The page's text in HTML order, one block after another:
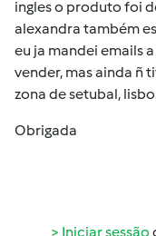
ingles o produto foi
alexandra também
eu ja mandei emails
vender, mas ainda ñ
zona de setubal,
Obrigada
Iniciar sessão